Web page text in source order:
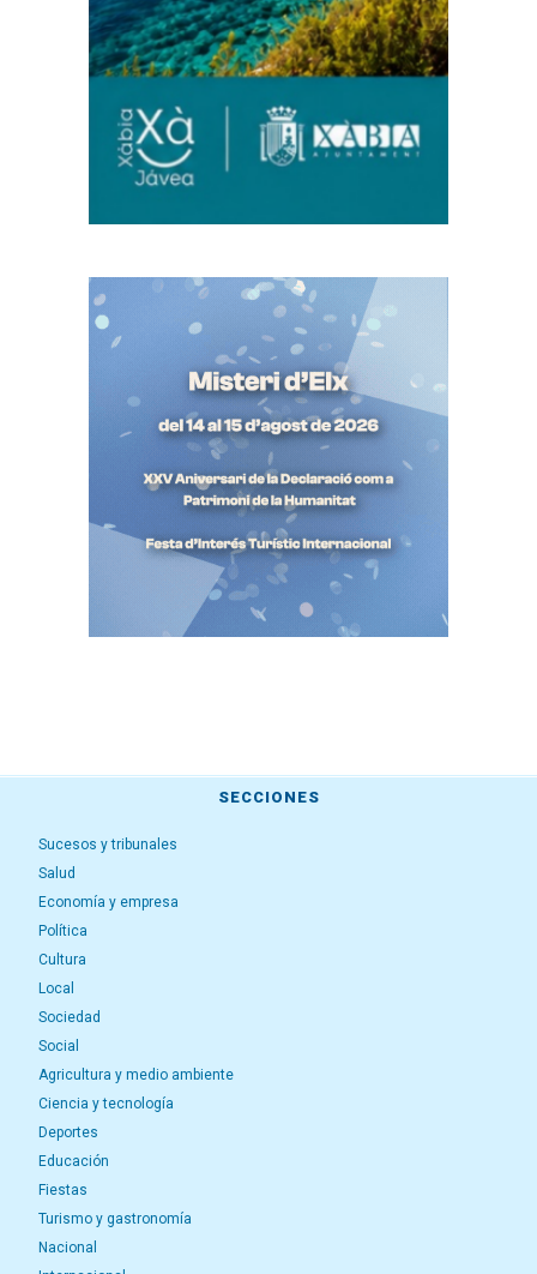
SECCIONES
Sucesos y tribunales
Salud
Economía y empresa
Política
Cultura
Local
Sociedad
Social
Agricultura y medio ambiente
Ciencia y tecnología
Deportes
Educación
Fiestas
Turismo y gastronomía
Nacional